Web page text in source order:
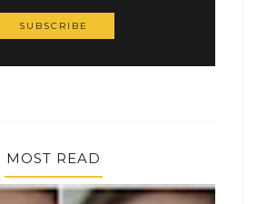
MOST READ